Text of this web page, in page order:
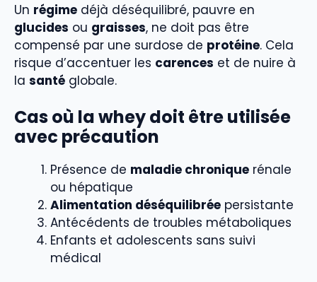
Un régime déjà déséquilibré, pauvre en
glucides ou graisses, ne doit pas être
compensé par une surdose de protéine. Cela
risque d’accentuer les carences et de nuire à
la santé globale.
Cas où la whey doit être utilisée
avec précaution
Présence de maladie chronique rénale
ou hépatique
Alimentation déséquilibrée persistante
Antécédents de troubles métaboliques
Enfants et adolescents sans suivi
médical